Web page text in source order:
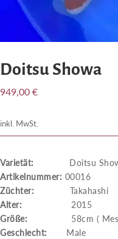
Doitsu Showa
949,00 €
inkl. MwSt.
Varietät: Doitsu
Artikelnummer: 00016
Züchter: Takahashi
Alter: 2015
Größe: 58cm (
Geschlecht: Male